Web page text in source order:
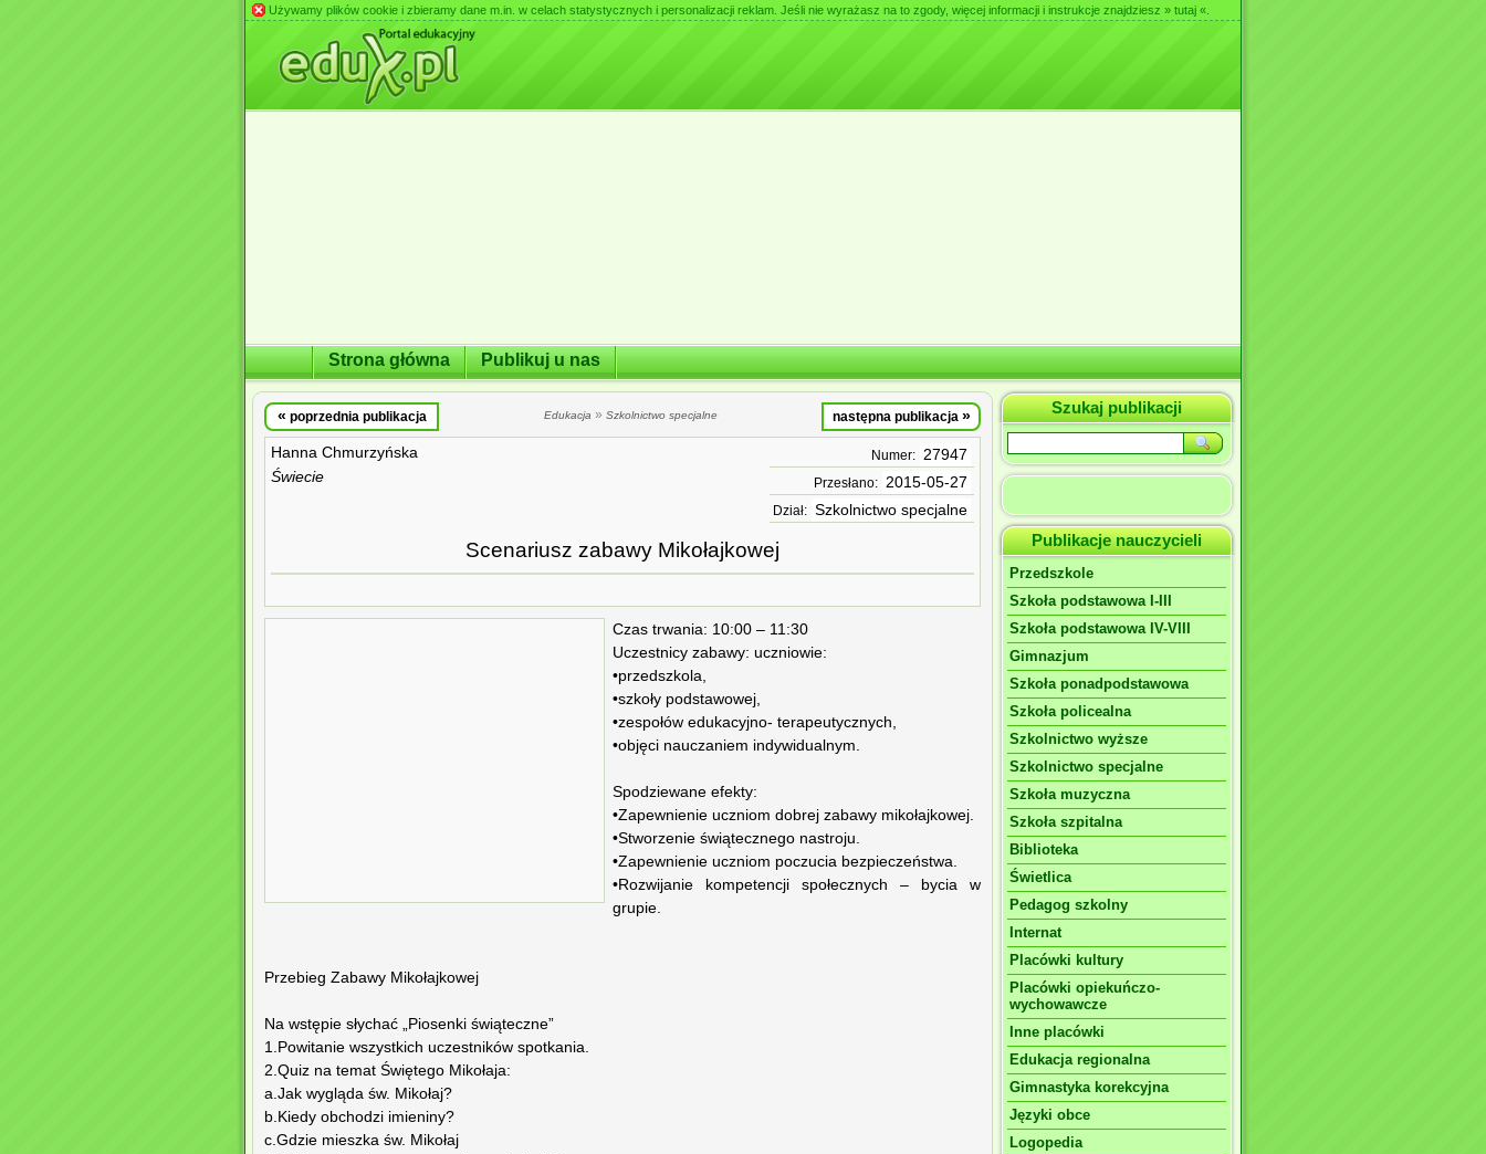
Używamy plików cookie i zbieramy dane m.in. w celach statystycznych i personalizacji reklam. Jeśli nie wyrażasz na to zgody, więcej informacji i instrukcje znajdziesz » tutaj «
Strona główna Publikuj u nas
« poprzednia publikacja Edukacja » Szkolnictwo specjalne następna publikacja »
Hanna Chmurzyńska
Świecie
Numer: 27947
Przesłano: 2015-05-27
Dział: Szkolnictwo specjalne
Scenariusz zabawy Mikołajkowej
Czas trwania: 10:00 – 11:30
Uczestnicy zabawy: uczniowie:
•przedszkola,
•szkoły podstawowej,
•zespołów edukacyjno- terapeutycznych,
•objęci nauczaniem indywidualnym.
Spodziewane efekty:
•Zapewnienie uczniom dobrej zabawy mikołajkowej.
•Stworzenie świątecznego nastroju.
•Zapewnienie uczniom poczucia bezpieczeństwa.
•Rozwijanie kompetencji społecznych – bycia w
grupie.
Przebieg Zabawy Mikołajkowej
Na wstępie słychać „Piosenki świąteczne”
1.Powitanie wszystkich uczestników spotkania.
2.Quiz na temat Świętego Mikołaja:
a.Jak wygląda św. Mikołaj?
b.Kiedy obchodzi imieniny?
c.Gdzie mieszka św. Mikołaj
Szukaj publikacji
Publikacje nauczycieli
Przedszkole
Szkoła podstawowa I-III
Szkoła podstawowa IV-VIII
Gimnazjum
Szkoła ponadpodstawowa
Szkoła policealna
Szkolnictwo wyższe
Szkolnictwo specjalne
Szkoła muzyczna
Szkoła szpitalna
Biblioteka
Świetlica
Pedagog szkolny
Internat
Placówki kultury
Placówki opiekuńczo-
wychowawcze
Inne placówki
Edukacja regionalna
Gimnastyka korekcyjna
Języki obce
Logopedia